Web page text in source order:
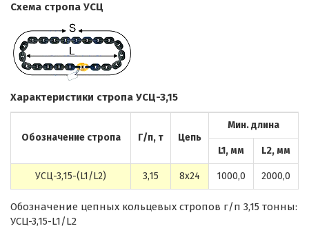
Схема стропа УСЦ
Характеристики стропа УСЦ-3,15
Обозначение стропа Г/п, т Цепь
Мин. длина
L1, мм L2, мм
УСЦ-3,15-(L1/L2) 3,15 8х24 1000,0 2000,0
Обозначение цепных кольцевых стропов г/п 3,15 тонны:
УСЦ-3,15-L1/L2